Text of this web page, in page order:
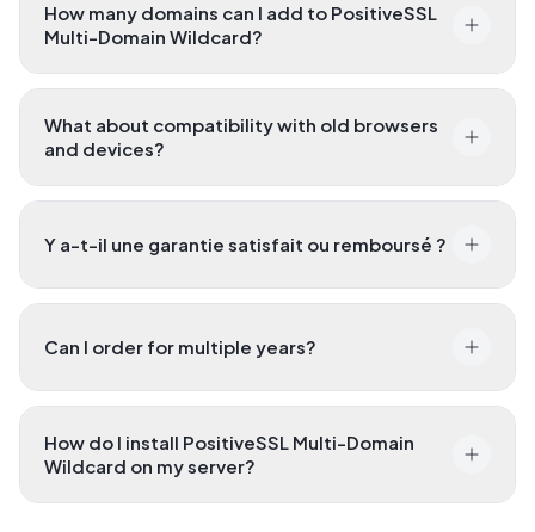
How many domains can I add to PositiveSSL
Multi-Domain Wildcard?
What about compatibility with old browsers
and devices?
Y a-t-il une garantie satisfait ou remboursé ?
Can I order for multiple years?
How do I install PositiveSSL Multi-Domain
Wildcard on my server?